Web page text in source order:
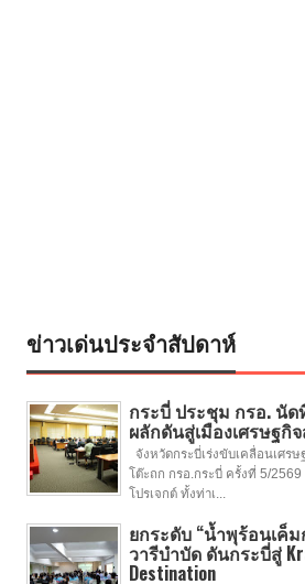
ข่าวเด่นประจำสัปดาห์
กระบี่ ประชุม กรอ. นั
ผลักดันสู่เมืองเศรษฐกิ
จังหวัดกระบี่เร่งขับเคลื่อนเศรษ
โต๊ะถก กรอ.กระบี่ ครั้งที่ 5/
โปรเจกต์ ทั้งท่าเ...
ยกระดับ “น้ำพุร้อนเค็
วารีบำบัด ดันกระบี่สู่
Destination